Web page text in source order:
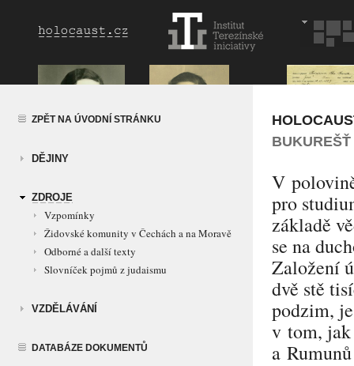
ZPĚT NA ÚVODNÍ STRÁNKU
DĚJINY
ZDROJE
Vzpomínky
Židovské komunity v Čechách a na Moravě
Odborné a další texty
Slovníček pojmů z judaismu
VZDĚLÁVÁNÍ
DATABÁZE DOKUMENTŮ
V
pro
základě
se na
Založení
dvě stě
podzim,
v tom,
a